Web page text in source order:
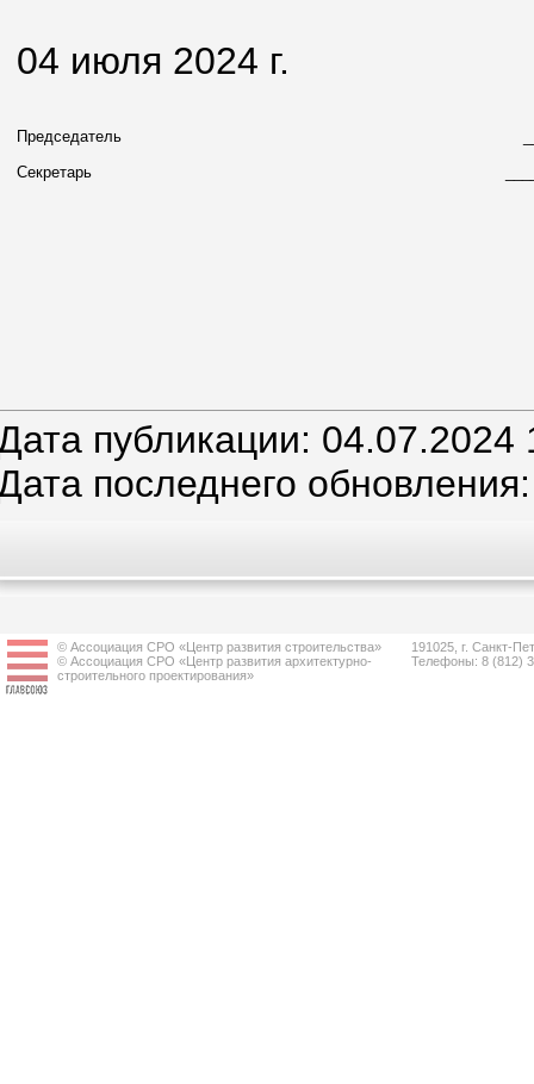
04 июля 2024 г.
Председатель
Секретарь
публикации: 04.07.2024
последнего
© Ассоциация СРО «Центр развития строительства»
© Ассоциация СРО «Центр развития архитектурно-
строительного проектирования»
191025, г. Санкт-
Телефоны: 8 (812)